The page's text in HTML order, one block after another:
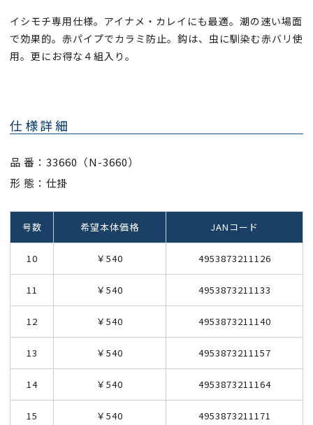
イシモチ専用仕様。アイナメ・カレイにも最適。潮の速い場面
で効果的。赤パイプでカラミ防止。鈎は、虫に馴染む赤バリ使
用。更にお得な４組入り。
仕様詳細
品 番：33660（N-3660）
形 態：仕掛
号数 希望本体価格 JANコード
10 ￥540 4953873211126
11 ￥540 4953873211133
12 ￥540 4953873211140
13 ￥540 4953873211157
14 ￥540 4953873211164
15 ￥540 4953873211171